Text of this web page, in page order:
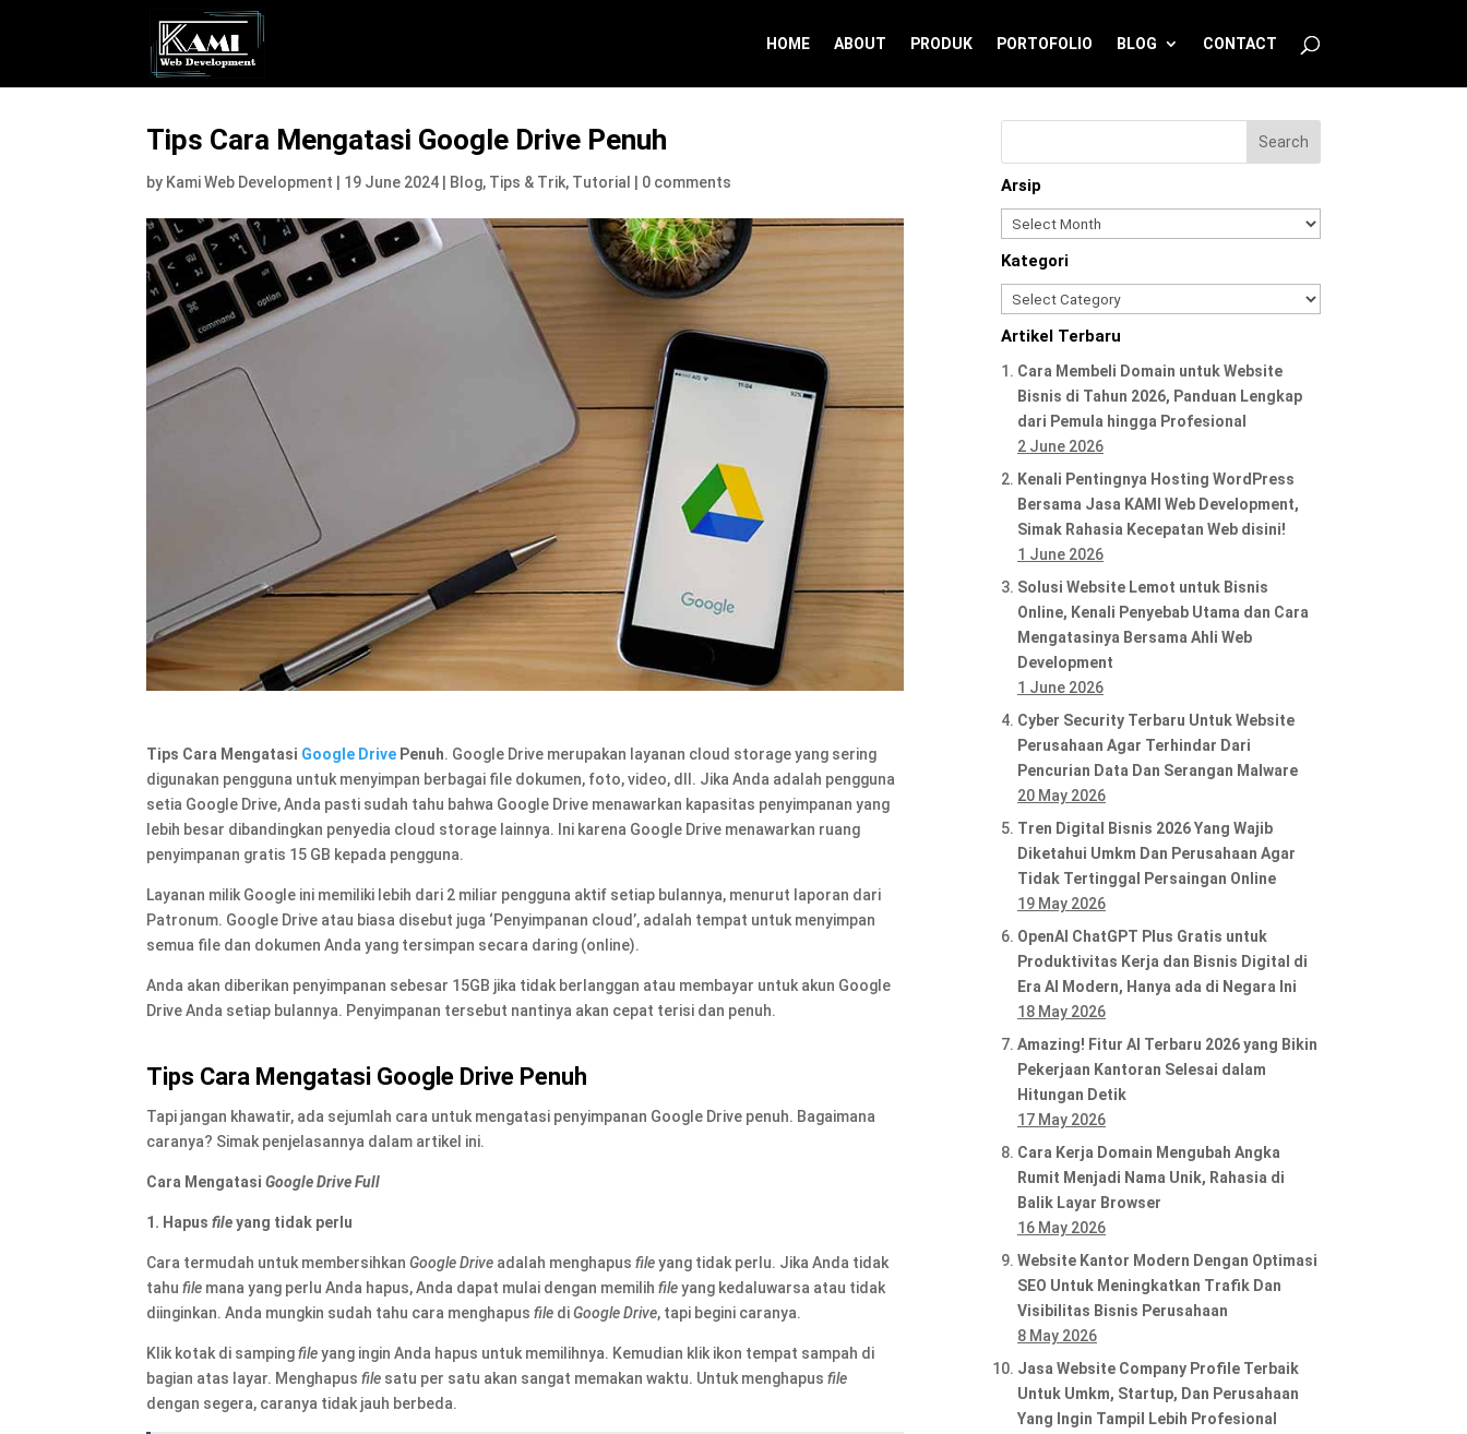
HOME ABOUT PRODUK PORTOFOLIO BLOG CONTACT
Tips Cara Mengatasi Google Drive Penuh
by Kami Web Development 19 June 2024 Blog, Tips & Trik, Tutorial 0 comments
Tips Cara Mengatasi Google Drive Penuh. Google Drive merupakan layanan cloud storage yang sering
digunakan pengguna untuk menyimpan berbagai file dokumen, foto, video, dll. Jika Anda adalah pengguna
setia Google Drive, Anda pasti sudah tahu bahwa Google Drive menawarkan kapasitas penyimpanan yang
lebih besar dibandingkan penyedia cloud storage lainnya. Ini karena Google Drive menawarkan ruang
penyimpanan gratis 15 GB kepada pengguna.
Layanan milik Google ini memiliki lebih dari 2 miliar pengguna aktif setiap bulannya, menurut laporan dari
Patronum. Google Drive atau biasa disebut juga ‘Penyimpanan cloud’, adalah tempat untuk menyimpan
semua file dan dokumen Anda yang tersimpan secara daring (online).
Anda akan diberikan penyimpanan sebesar 15GB jika tidak berlanggan atau membayar untuk akun Google
Drive Anda setiap bulannya. Penyimpanan tersebut nantinya akan cepat terisi dan penuh.
Tips Cara Mengatasi Google Drive Penuh
Tapi jangan khawatir, ada sejumlah cara untuk mengatasi penyimpanan Google Drive penuh. Bagaimana
caranya? Simak penjelasannya dalam artikel ini.
Cara MengatasiGoogle Drive Full
1. Hapusfileyang tidak perlu
Cara termudah untuk membersihkanGoogle Drive adalah menghapusfileyang tidak perlu. Jika Anda tidak
tahufile mana yang perlu Anda hapus, Anda dapat mulai dengan memilihfileyang kedaluwarsa atau tidak
diinginkan. Anda mungkin sudah tahu cara menghapusfile diGoogle Drive, tapi begini caranya.
Klik kotak di sampingfileyang ingin Anda hapus untuk memilihnya. Kemudian klik ikon tempat sampah di
bagian atas layar. Menghapusfile satu per satu akan sangat memakan waktu. Untuk menghapusfile
dengan segera, caranya tidak jauh berbeda.
Arsip
Arsip
Kategori
Kategori
Artikel Terbaru
Cara Membeli Domain untuk Website
Bisnis di Tahun 2026, Panduan Lengkap
dari Pemula hingga Profesional
2 June 2026
Kenali Pentingnya Hosting WordPress
Bersama Jasa KAMI Web Development,
Simak Rahasia Kecepatan Web disini!
1 June 2026
Solusi Website Lemot untuk Bisnis
Online, Kenali Penyebab Utama dan Cara
Mengatasinya Bersama Ahli Web
Development
1 June 2026
Cyber Security Terbaru Untuk Website
Perusahaan Agar Terhindar Dari
Pencurian Data Dan Serangan Malware
20 May 2026
Tren Digital Bisnis 2026 Yang Wajib
Diketahui Umkm Dan Perusahaan Agar
Tidak Tertinggal Persaingan Online
19 May 2026
OpenAI ChatGPT Plus Gratis untuk
Produktivitas Kerja dan Bisnis Digital di
Era AI Modern, Hanya ada di Negara Ini
18 May 2026
Amazing! Fitur AI Terbaru 2026 yang Bikin
Pekerjaan Kantoran Selesai dalam
Hitungan Detik
17 May 2026
Cara Kerja Domain Mengubah Angka
Rumit Menjadi Nama Unik, Rahasia di
Balik Layar Browser
16 May 2026
Website Kantor Modern Dengan Optimasi
SEO Untuk Meningkatkan Trafik Dan
Visibilitas Bisnis Perusahaan
8 May 2026
Jasa Website Company Profile Terbaik
Untuk Umkm, Startup, Dan Perusahaan
Yang Ingin Tampil Lebih Profesional